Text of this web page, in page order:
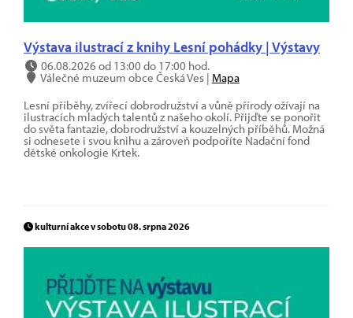
Výstava ilustrací z knihy Lesní pohádky | Výstavy
06.08.2026 od 13:00 do 17:00 hod.
Válečné muzeum obce Česká Ves | Mapa
Lesní příběhy, zvířecí dobrodružství a vůně přírody ožívají na
ilustracích mladých talentů z našeho okolí. Přijďte se ponořit
do světa fantazie, dobrodružství a kouzelných příběhů. Možná
si odnesete i svou knihu a zároveň podpoříte Nadační fond
dětské onkologie Krtek.
kulturní akce v sobotu 08. srpna 2026